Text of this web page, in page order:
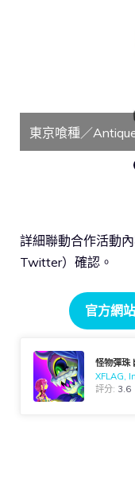
東京喰種／
詳細聯動合作活動
Twitter）確認。
官方網站
怪物彈珠
XFLAG,
評分: 3.6